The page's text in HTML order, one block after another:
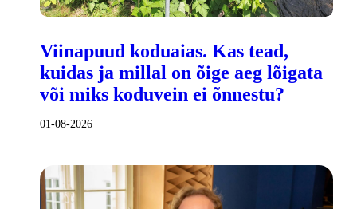
Viinapuud koduaias. Kas tead,
kuidas ja millal on õige aeg lõigata
või miks koduvein ei õnnestu?
01-08-2026